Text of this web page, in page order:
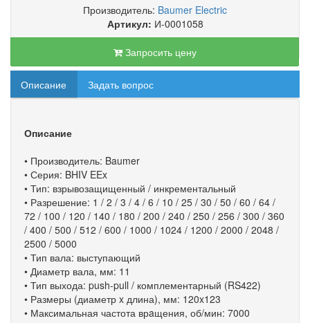
Производитель: Baumer Electric
Артикул: И-0001058
Запросить цену
Описание Задать вопрос
Описание
• Производитель: Baumer
• Серия: BHIV EEx
• Тип: взрывозащищенный / инкрементальный
• Разрешение: 1 / 2 / 3 / 4 / 6 / 10 / 25 / 30 / 50 / 60 / 64 /
72 / 100 / 120 / 140 / 180 / 200 / 240 / 250 / 256 / 300 / 360
/ 400 / 500 / 512 / 600 / 1000 / 1024 / 1200 / 2000 / 2048 /
2500 / 5000
• Тип вала: выступающий
• Диаметр вала, мм: 11
• Тип выхода: push-pull / комплементарный (RS422)
• Размеры (диаметр x длина), мм: 120x123
• Максимальная частота врaщения, об/мин: 7000